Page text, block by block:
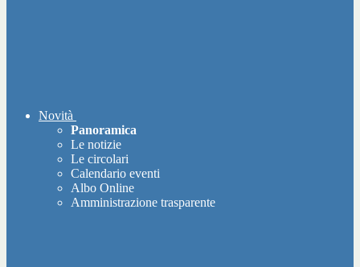
Novità
Panoramica
Le notizie
Le circolari
Calendario eventi
Albo Online
Amministrazione trasparente